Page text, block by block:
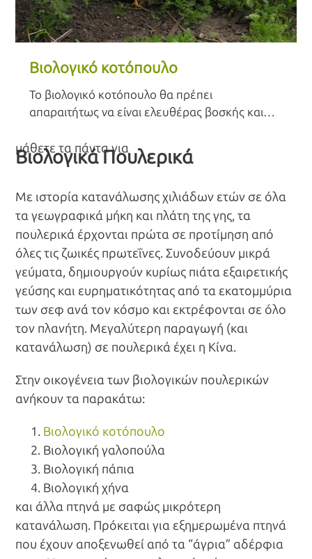
Βιολογικό κοτόπουλο
Το βιολογικό κοτόπουλο θα πρέπει
απαραιτήτως να είναι ελευθέρας βοσκής και
(πιστοποιημένη) ως κατάλληλη για το σκοπό
αυτό. Οι τροφές που δίδονται στα κοτόπουλα
βιολογικές. Η βιολογική εκτροφή κοτόπουλου
απαιτεί πολύ περισσότερο χώρο από τη
συμβατική (εντατική) και απασχολεί
περισσότερο προσωπικό.
μάθετε τα πάντα για
Βιολογικά Πουλερικά
Με ιστορία κατανάλωσης χιλιάδων ετών σε όλα
τα γεωγραφικά μήκη και πλάτη της γης, τα
πουλερικά έρχονται πρώτα σε προτίμηση από
όλες τις ζωικές πρωτεΐνες. Συνοδεύουν μικρά
γεύματα, δημιουργούν κυρίως πιάτα εξαιρετικής
γεύσης και ευρηματικότητας από τα εκατομμύρια
των σεφ ανά τον κόσμο και εκτρέφονται σε όλο
τον πλανήτη. Μεγαλύτερη παραγωγή (και
κατανάλωση) σε πουλερικά έχει η Κίνα.
Στην οικογένεια των βιολογικών πουλερικών
ανήκουν τα παρακάτω:
Βιολογικό κοτόπουλο
Βιολογική γαλοπούλα
Βιολογική πάπια
Βιολογική χήνα
και άλλα πτηνά με σαφώς μικρότερη
κατανάλωση. Πρόκειται για εξημερωμένα πτηνά
που έχουν αποξενωθεί από τα “άγρια” αδέρφια